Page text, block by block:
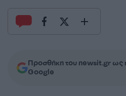
Προσθήκη του newsit.gr ως
Google